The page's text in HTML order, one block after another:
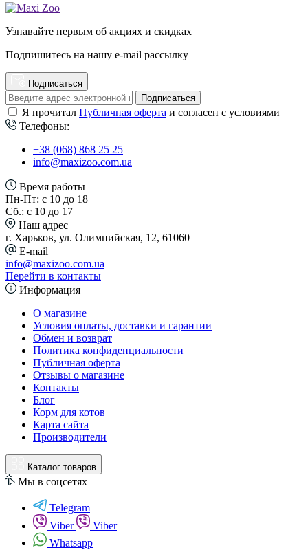
Узнавайте первым об акциях и скидках
Подпишитесь на нашу e-mail рассылку
Подписаться
Подписаться
Я прочитал Публичная оферта и согласен с условиями
Телефоны:
+38 (068) 868 25 25
info@maxizoo.com.ua
Время работы
Пн-Пт: с 10 до 18
Сб.: с 10 до 17
Наш адрес
г. Харьков, ул. Олимпийская, 12, 61060
E-mail
info@maxizoo.com.ua
Перейти в контакты
Информация
О магазине
Условия оплаты, доставки и гарантии
Обмен и возврат
Политика конфиденциальности
Публичная оферта
Отзывы о магазине
Контакты
Блог
Корм для котов
Карта сайта
Производители
Каталог товаров
Мы в соцсетях
Telegram
Viber
Viber
Whatsapp